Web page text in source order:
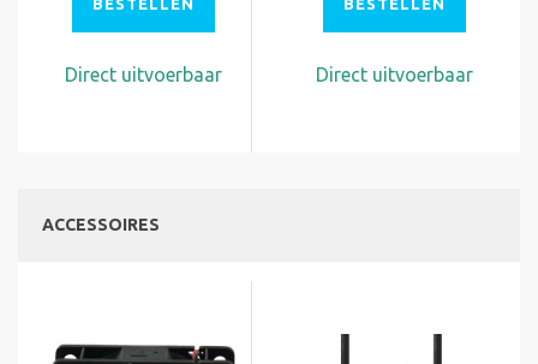
BESTELLEN
Direct uitvoerbaar
BESTELLEN
Direct uitvoerbaar
ACCESSOIRES